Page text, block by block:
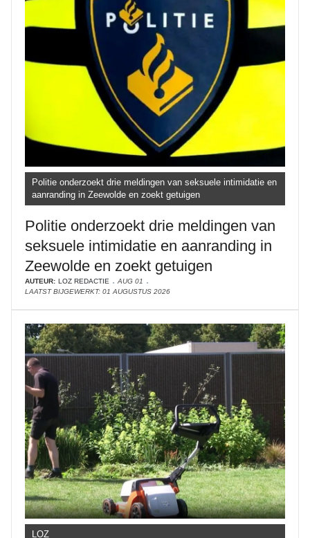
Politie onderzoekt drie meldingen van seksuele intimidatie en
aanranding in Zeewolde en zoekt getuigen
Politie onderzoekt drie meldingen van
seksuele intimidatie en aanranding in
Zeewolde en zoekt getuigen
AUTEUR: LOZ REDACTIE
AUG 01
LAATST BIJGEWERKT: 01 AUGUSTUS 2026
LOZ